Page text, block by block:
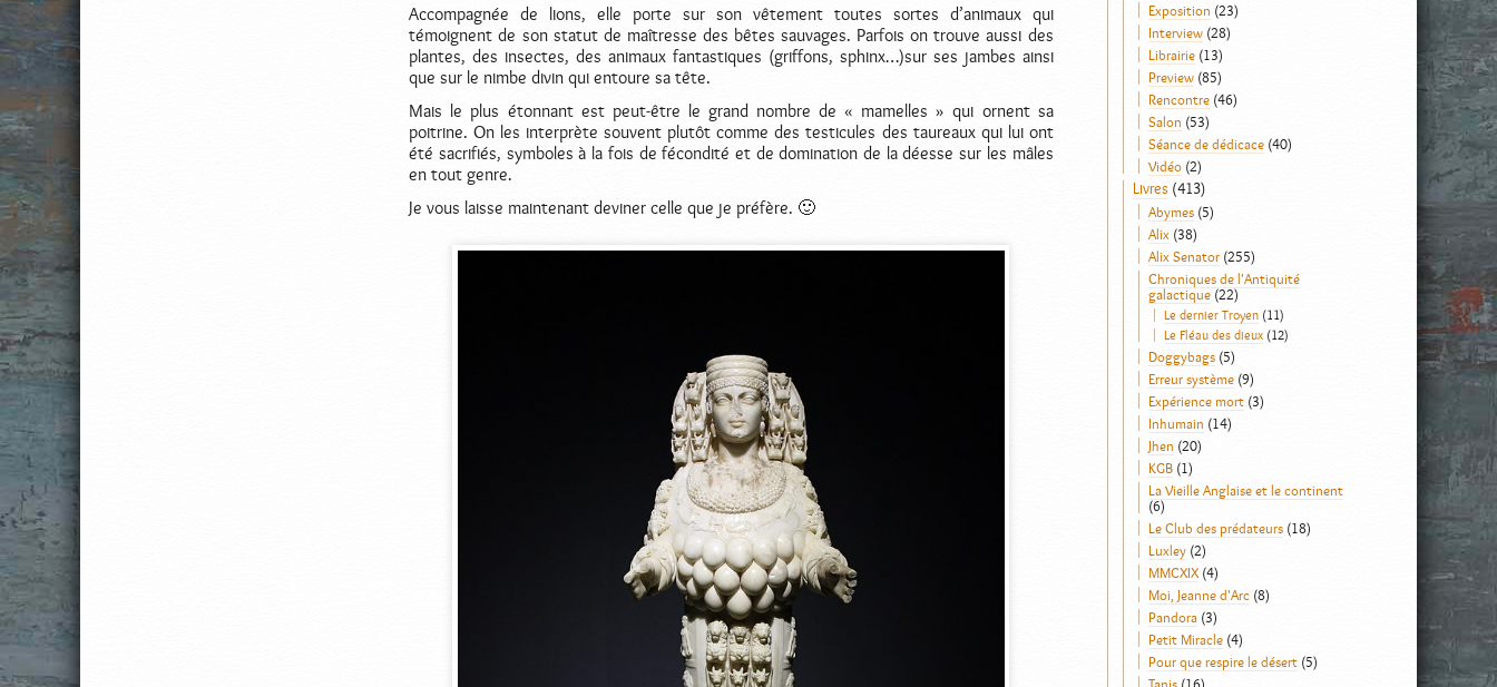
Accompagnée de lions, elle porte sur son vêtement toutes sortes d’animaux qui
témoignent de son statut de maîtresse des bêtes sauvages. Parfois on trouve aussi des
plantes, des insectes, des animaux fantastiques (griffons, sphinx…)sur ses jambes ainsi
que sur le nimbe divin qui entoure sa tête.
Mais le plus étonnant est peut-être le grand nombre de « mamelles » qui ornent sa
poitrine. On les interprète souvent plutôt comme des testicules des taureaux qui lui ont
été sacrifiés, symboles à la fois de fécondité et de domination de la déesse sur les mâles
en tout genre.
Je vous laisse maintenant deviner celle que je préfère. 🙂
Exposition (23)
Interview(28)
Librairie(13)
Preview(85)
Rencontre(46)
Salon (53)
Séance de dédicace(40)
Vidéo(2)
Livres (413)
Abymes(5)
Alix (38)
Alix Senator(255)
Chroniques de l'Antiquité
galactique(22)
Le dernier Troyen(11)
Le Fléau des dieux(12)
Doggybags(5)
Erreur système(9)
Expérience mort(3)
Inhumain (14)
Jhen (20)
KGB(1)
La Vieille Anglaise et le continent
(6)
Le Club des prédateurs(18)
Luxley(2)
MMCXIX(4)
Moi, Jeanne d'Arc(8)
Pandora(3)
Petit Miracle(4)
Pour que respire le désert(5)